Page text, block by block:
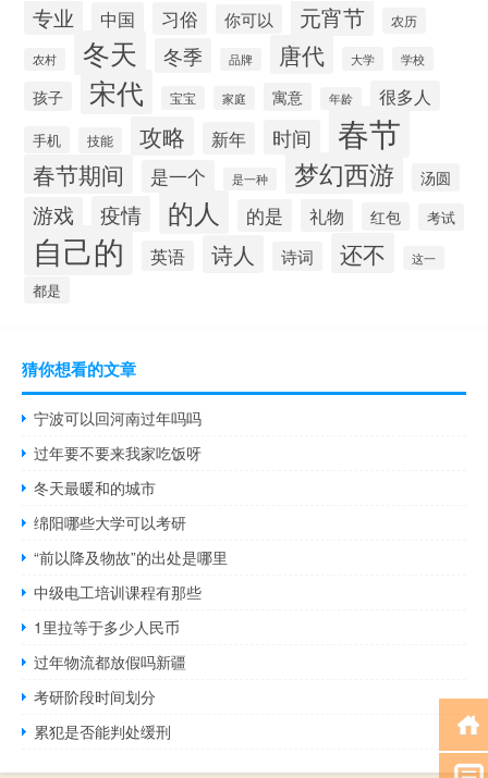
专业 中国 习俗 你可以 元宵节 农历
农村 冬天 冬季 品牌 唐代 大学 学校
孩子 宋代 宝宝 家庭 寓意 年龄 很多人
手机 技能 攻略 新年 时间 春节
春节期间 是一个 是一种 梦幻西游 汤圆
游戏 疫情 的人 的是 礼物 红包 考试
自己的 英语 诗人 诗词 还不 这一
都是
猜你想看的文章
宁波可以回河南过年吗吗
过年要不要来我家吃饭呀
冬天最暖和的城市
绵阳哪些大学可以考研
“前以降及物故”的出处是哪里
中级电工培训课程有那些
1里拉等于多少人民币
过年物流都放假吗新疆
考研阶段时间划分
累犯是否能判处缓刑